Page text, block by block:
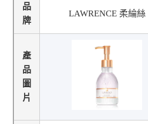
品
牌
LAWRENCE 柔綸絲
產
品
圖
片